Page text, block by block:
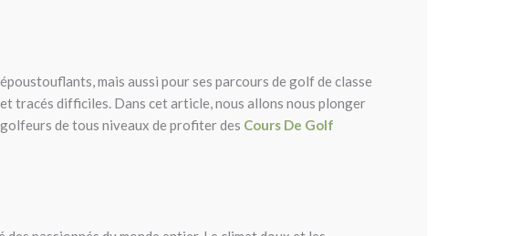
mais aussi pour ses parcours de golf de classe
tracés difficiles. Dans cet article, nous allons nous plonger
de tous niveaux de profiter des Cours De Golf